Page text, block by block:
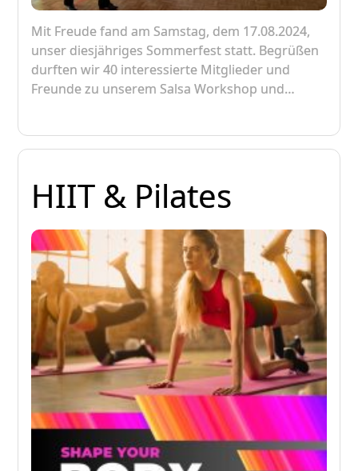
Mit Freude fand am Samstag, dem 17.08.2024,
unser diesjähriges Sommerfest statt. Begrüßen
durften wir 40 interessierte Mitglieder und
Freunde zu unserem Salsa Workshop und…
HIIT & Pilates